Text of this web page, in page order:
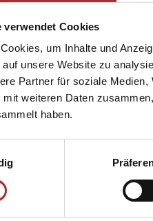
verwendet Cookies
um Inhalte und
auf unsere Website zu
Partner für soziale
mit weiteren Daten
haben.
Ecklösung für
Verschattung von
Keine störende
Besonders filigrane
Nur mit Screen-